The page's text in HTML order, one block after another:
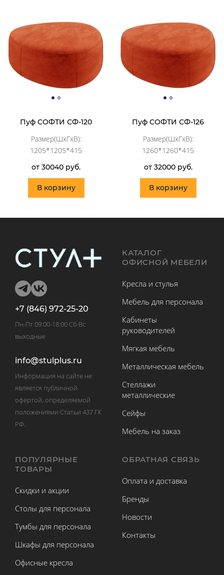
Пуф СОФТИ СФ-120
Размер(ШхГхВ):
1205*1205*415
от 30040 руб.
В корзину
Пуф СОФТИ СФ-126
Размер(ШхГхВ):
1260*1260*415
от 32000 руб.
В корзину
+7 (846) 972-25-20
Пн-Пт 09:00-18:00 Сб-Вс
выходные
info@stulplus.ru
Информация на сайте не
является публичной
офертой, определяемой
положениями Статьи 437 ГК
РФ.
КАТАЛОГ
ОФИСНОЙ МЕБЕЛИ
Кресла и стулья
Мебель для персонала
Кабинеты
руководителей
Мягкая мебель
Металлическая мебель
Стеллажи
металлические
Сейфы
Мебель на заказ
ПОПУЛЯРНЫЕ
ТОВАРЫ
Скидки и акции
Столы для персонала
Тумбы для персонала
Шкафы для персонала
Офисные кресла
ОБРАТНАЯ СВЯЗЬ
Оплата и доставка
Бренды
Новости
Контакты